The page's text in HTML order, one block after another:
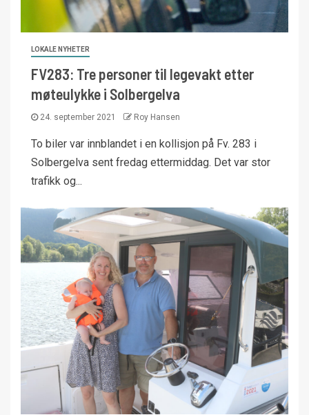
LOKALE NYHETER
FV283: Tre personer til legevakt etter
møteulykke i Solbergelva
24. september 2021 Roy Hansen
To biler var innblandet i en kollisjon på Fv. 283 i
Solbergelva sent fredag ettermiddag. Det var stor
trafikk og...